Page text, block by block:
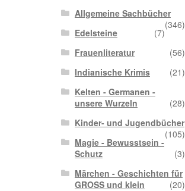
Allgemeine Sachbücher
(346)
Edelsteine
(7)
Frauenliteratur
(56)
Indianische Krimis
(21)
Kelten - Germanen -
unsere Wurzeln
(28)
Kinder- und Jugendbücher
(105)
Magie - Bewusstsein -
Schutz
(3)
Märchen - Geschichten für
GROSS und klein
(20)